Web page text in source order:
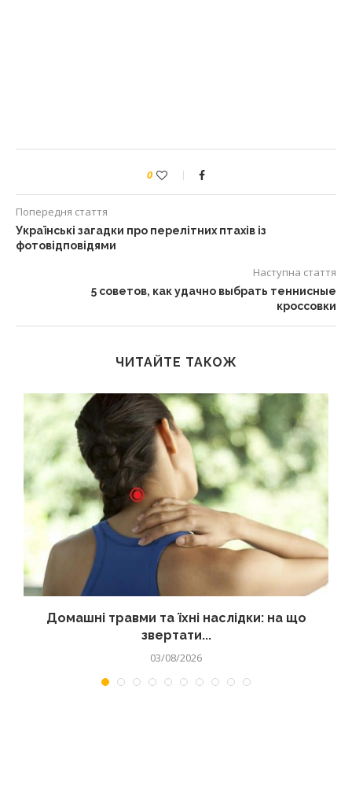
0
Попередня стаття
Українські загадки про перелітних птахів із
фотовідповідями
Наступна стаття
5 советов, как удачно выбрать теннисные
кроссовки
ЧИТАЙТЕ ТАКОЖ
Домашні травми та їхні наслідки: на що
звертати...
03/08/2026